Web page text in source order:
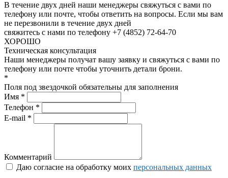
В течение двух дней наши менеджеры свяжуться с вами по
телефону или почте, чтобы ответить на вопросы. Если мы вам
не перезвонили в течение двух дней
свяжитесь с нами по телефону +7 (4852) 72-64-70
ХОРОШО
Техническая консультация
Наши менеджеры получат вашу заявку и свяжуться с вами по
телефону или почте чтобы уточнить детали брони.
*
Поля под звездочкой обязательны для заполнения
Имя *
Телефон *
E-mail *
Комментарий
Даю согласие на обработку моих персональных данных